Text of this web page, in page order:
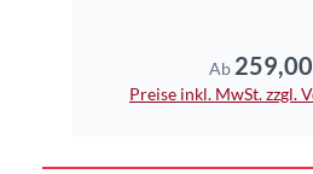
Regulärer
Ab
Preise inkl. MwSt. zzgl.